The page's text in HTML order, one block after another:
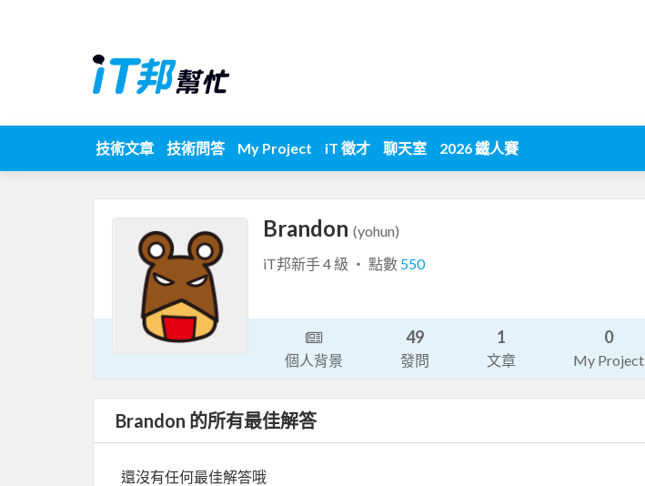
技術文章 技術問答 My Project iT 徵才 聊天室 2026 鐵人賽
Brandon (yohun)
iT邦新手 4 級 ‧ 點數 550
個人背景
49
發問
1
文章
0
My Project
Brandon 的所有最佳解答
還沒有任何最佳解答哦